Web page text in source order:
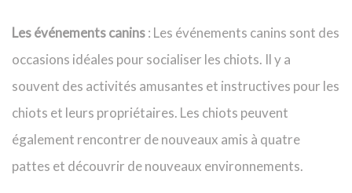
Les événements canins: Les événements canins sont des
occasions idéales pour socialiser les chiots. Il y a
souvent des activités amusantes et instructives pour les
chiots et leurs propriétaires. Les chiots peuvent
également rencontrer de nouveaux amis à quatre
pattes et découvrir de nouveaux environnements.